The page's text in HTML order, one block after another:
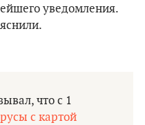
уведомления.
что с 1
с картой